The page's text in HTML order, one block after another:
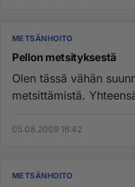
METSÄNHOITO
Pellon metsityksestä
Olen tässä vähän
metsittämistä.
05.08.2009 16:42
METSÄNHOITO